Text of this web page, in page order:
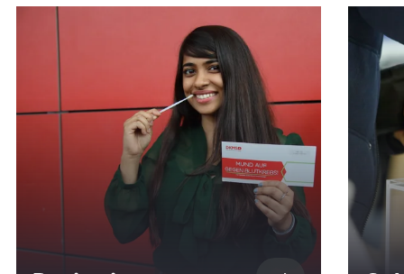
Dieser Bereich enthält horizontal scrollbare Inhalte.